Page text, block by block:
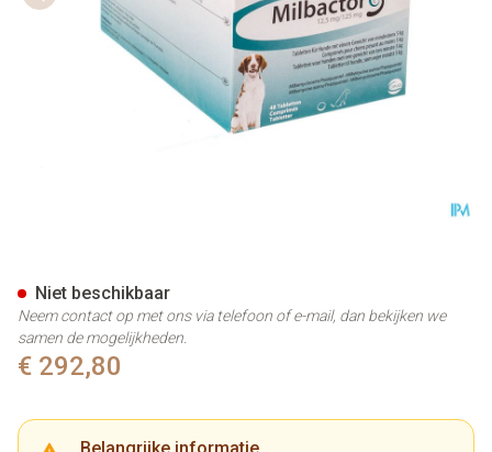
€ 292,80
Niet beschikbaar
Neem contact op met ons via telefoon of e-mail, dan bekijken we
samen de mogelijkheden.